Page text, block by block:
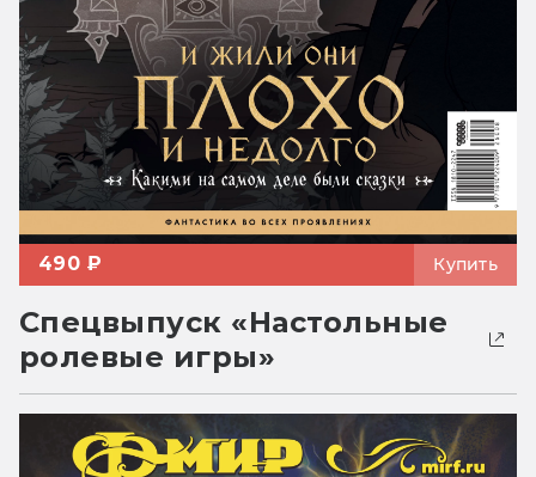
490 ₽ Купить
Спецвыпуск «Настольные
ролевые игры»